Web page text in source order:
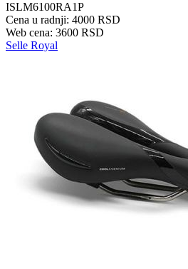
ISLM6100RA1P
Cena u radnji: 4000 RSD
Web cena: 3600 RSD
Selle Royal